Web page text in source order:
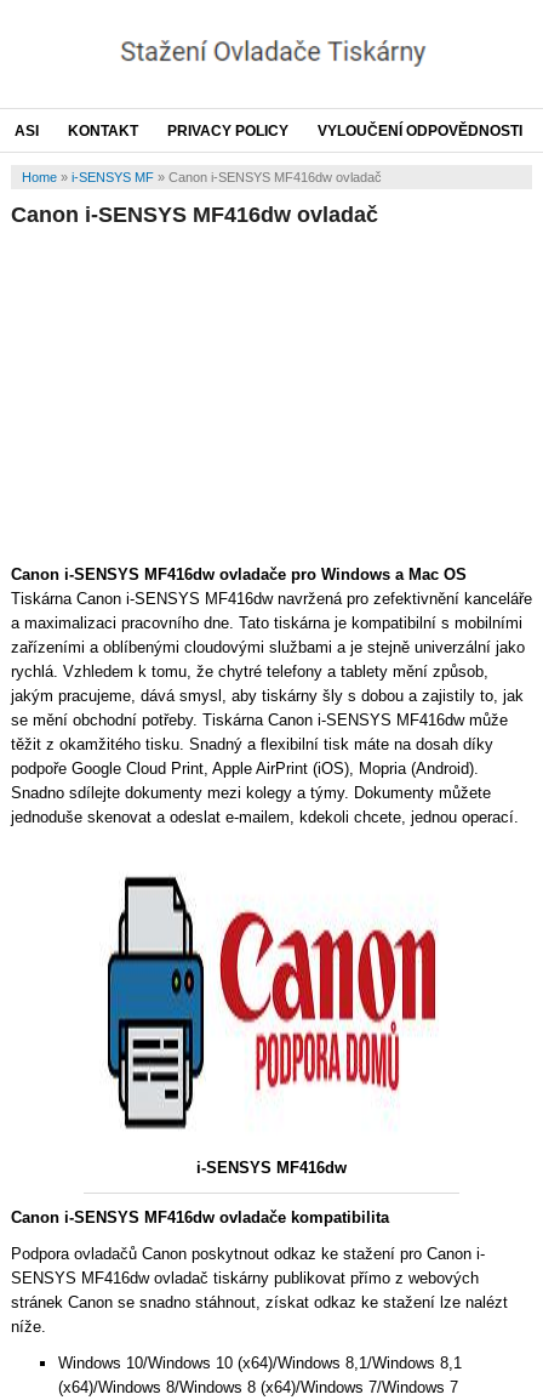
ASI KONTAKT PRIVACY POLICY VYLOUČENÍ ODPOVĚDNOSTI
Home» i-SENSYS MF» Canon i-SENSYS MF416dw ovladač
Canon i-SENSYS MF416dw ovladač
Canon i-SENSYS MF416dw ovladače pro Windows a Mac OS
Tiskárna Canon i-SENSYS MF416dw navržená pro zefektivnění kanceláře
a maximalizaci pracovního dne. Tato tiskárna je kompatibilní s mobilními
zařízeními a oblíbenými cloudovými službami a je stejně univerzální jako
rychlá. Vzhledem k tomu, že chytré telefony a tablety mění způsob,
jakým pracujeme, dává smysl, aby tiskárny šly s dobou a zajistily to, jak
se mění obchodní potřeby. Tiskárna Canon i-SENSYS MF416dw může
těžit z okamžitého tisku. Snadný a flexibilní tisk máte na dosah díky
podpoře Google Cloud Print, Apple AirPrint (iOS), Mopria (Android).
Snadno sdílejte dokumenty mezi kolegy a týmy. Dokumenty můžete
jednoduše skenovat a odeslat e-mailem, kdekoli chcete, jednou operací.
i-SENSYS MF416dw
Canon i-SENSYS MF416dw ovladače kompatibilita
Podpora ovladačů Canon poskytnout odkaz ke stažení pro Canon i-
SENSYS MF416dw ovladač tiskárny publikovat přímo z webových
stránek Canon se snadno stáhnout, získat odkaz ke stažení lze nalézt
níže.
Windows 10/Windows 10 (x64)/Windows 8,1/Windows 8,1
(x64)/Windows 8/Windows 8 (x64)/Windows 7/Windows 7